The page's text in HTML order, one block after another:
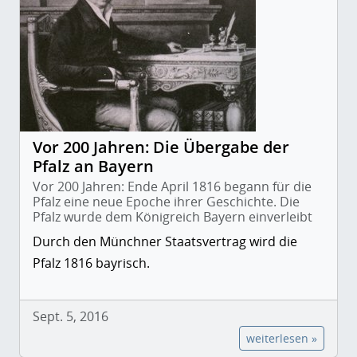
Vor 200 Jahren: Die Übergabe der
Pfalz an Bayern
Vor 200 Jahren: Ende April 1816 begann für die
Pfalz eine neue Epoche ihrer Geschichte. Die
Pfalz wurde dem Königreich Bayern einverleibt
Durch den Münchner Staatsvertrag wird die
Pfalz 1816 bayrisch.
Sept. 5, 2016
weiterlesen »